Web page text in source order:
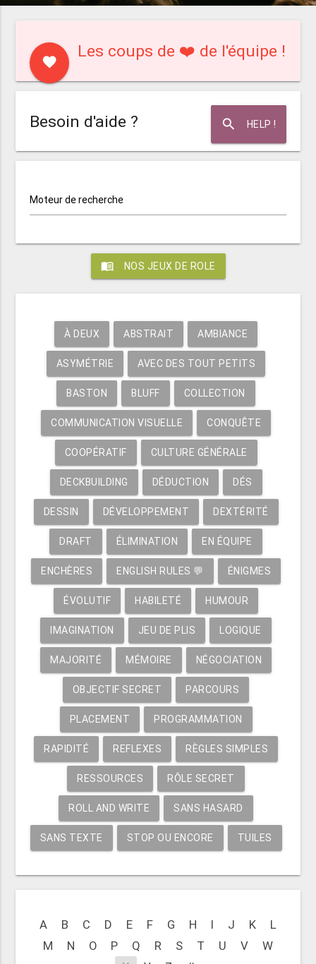
favorite
Les coups de ❤️ de l'équipe !
search HELP !
Besoin d'aide ?
Moteur de recherche
menu_book NOS JEUX DE ROLE
À DEUX ABSTRAIT AMBIANCE
ASYMÉTRIE AVEC DES TOUT PETITS
BASTON BLUFF COLLECTION
COMMUNICATION VISUELLE CONQUÊTE
COOPÉRATIF CULTURE GÉNÉRALE
DECKBUILDING DÉDUCTION DÉS
DESSIN DÉVELOPPEMENT DEXTÉRITÉ
DRAFT ÉLIMINATION EN ÉQUIPE
ENCHÈRES ENGLISH RULES 💬 ÉNIGMES
ÉVOLUTIF HABILETÉ HUMOUR
IMAGINATION JEU DE PLIS LOGIQUE
MAJORITÉ MÉMOIRE NÉGOCIATION
OBJECTIF SECRET PARCOURS
PLACEMENT PROGRAMMATION
RAPIDITÉ REFLEXES RÈGLES SIMPLES
RESSOURCES RÔLE SECRET
ROLL AND WRITE SANS HASARD
SANS TEXTE STOP OU ENCORE TUILES
A B C D E F G H I J K
L
M
N O P Q R S T U V
W